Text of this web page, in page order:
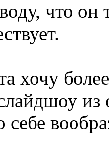
что он
хочу
из